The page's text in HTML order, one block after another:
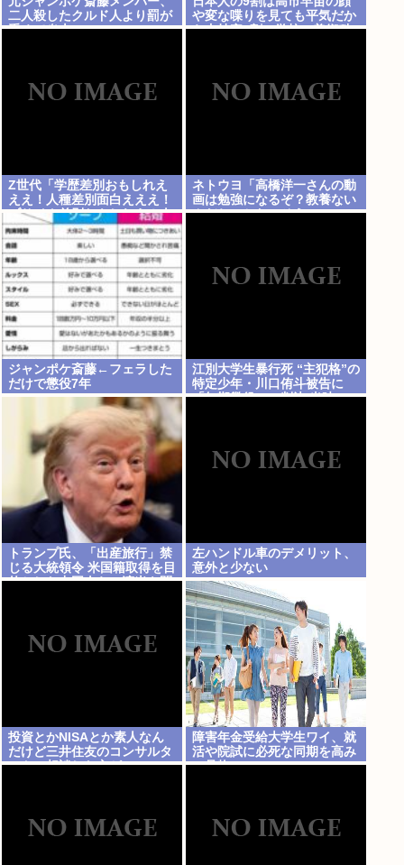
二人殺したクルド人より罰が
重くて炎上www
や変な喋りを見ても平気だか
ら支持率9割。学校の美術科
Z世代「学歴差別おもしれえ
ええ！人種差別面白えええ！
ブサイク差別おもしれえ！人
を馬鹿にするの面白ええ
え！」
ネトウヨ「高橋洋一さんの動
画は勉強になるぞ？教養ない
んだね、かわいそう」
ジャンポケ斎藤←フェラした
だけで懲役7年
江別大学生暴行死 “主犯格”の
特定少年・川口侑斗被告に
「無期懲役」の判決 当時17
トランプ氏、「出産旅行」禁
じる大統領令 米国籍取得を目
的とした中国人らの渡米を問
左ハンドル車のデメリット、
意外と少ない
投資とかNISAとか素人なん
だけど三井住友のコンサルタ
ントに相談した方がいいの
障害年金受給大学生ワイ、就
活や院試に必死な同期を高み
の見物www